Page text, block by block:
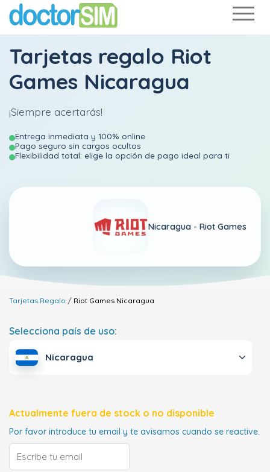
Tarjetas regalo Riot
Games Nicaragua
¡Siempre acertarás!
Entrega inmediata y 100% online
Pago seguro sin cargos ocultos
Flexibilidad total: elige la opción de pago ideal para ti
Nicaragua - Riot Games
Tarjetas Regalo Riot Games Nicaragua
Selecciona país de uso:
Nicaragua
Actualmente fuera de stock o no disponible
Por favor introduce tu email y te avisamos cuando se reactive.